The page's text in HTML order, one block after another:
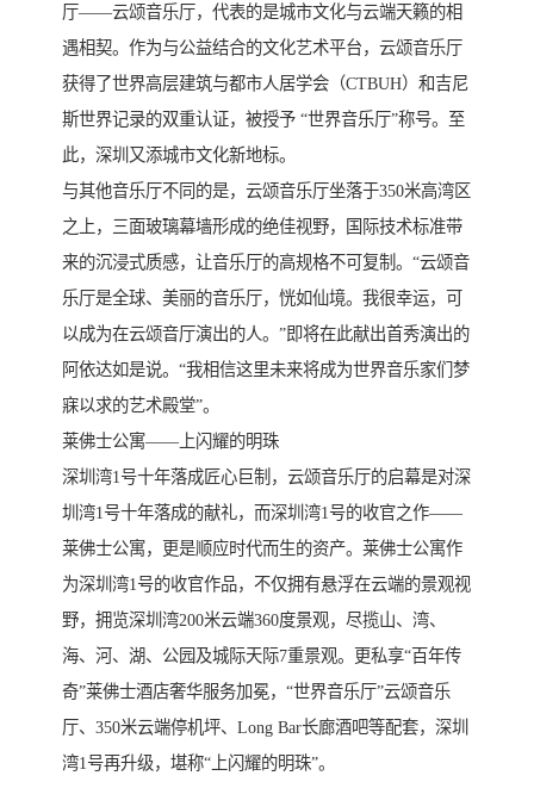
厅——云颂音乐厅，代表的是城市文化与云端天籁的相
遇相契。作为与公益结合的文化艺术平台，云颂音乐厅
获得了世界高层建筑与都市人居学会（CTBUH）和吉尼
斯世界记录的双重认证，被授予 “世界音乐厅”称号。至
此，深圳又添城市文化新地标。
与其他音乐厅不同的是，云颂音乐厅坐落于350米高湾区
之上，三面玻璃幕墙形成的绝佳视野，国际技术标准带
来的沉浸式质感，让音乐厅的高规格不可复制。“云颂音
乐厅是全球、美丽的音乐厅，恍如仙境。我很幸运，可
以成为在云颂音厅演出的人。”即将在此献出首秀演出的
阿依达如是说。“我相信这里未来将成为世界音乐家们梦
寐以求的艺术殿堂”。
莱佛士公寓——上闪耀的明珠
深圳湾1号十年落成匠心巨制，云颂音乐厅的启幕是对深
圳湾1号十年落成的献礼，而深圳湾1号的收官之作——
莱佛士公寓，更是顺应时代而生的资产。莱佛士公寓作
为深圳湾1号的收官作品，不仅拥有悬浮在云端的景观视
野，拥览深圳湾200米云端360度景观，尽揽山、湾、
海、河、湖、公园及城际天际7重景观。更私享“百年传
奇”莱佛士酒店奢华服务加冕，“世界音乐厅”云颂音乐
厅、350米云端停机坪、Long Bar长廊酒吧等配套，深圳
湾1号再升级，堪称“上闪耀的明珠”。